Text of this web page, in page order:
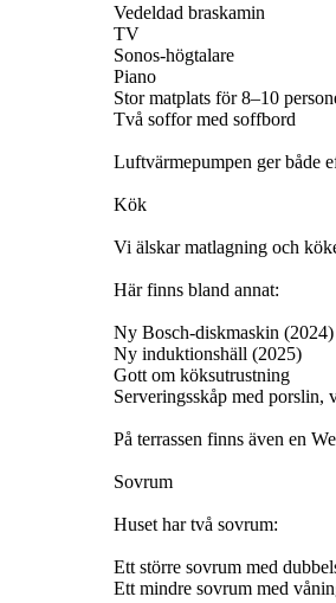
Vedeldad braskamin
TV
Sonos-högtalare
Piano
Stor matplats för 8–10
Två soffor med soffbord
Luftvärmepumpen ger både
Kök
Vi älskar matlagning och
Här finns bland annat:
Ny Bosch-diskmaskin (2024)
Ny induktionshäll (2025)
Gott om köksutrustning
Serveringsskåp med porslin,
På terrassen finns även en
Sovrum
Huset har två sovrum:
Ett större sovrum med
Ett mindre sovrum med